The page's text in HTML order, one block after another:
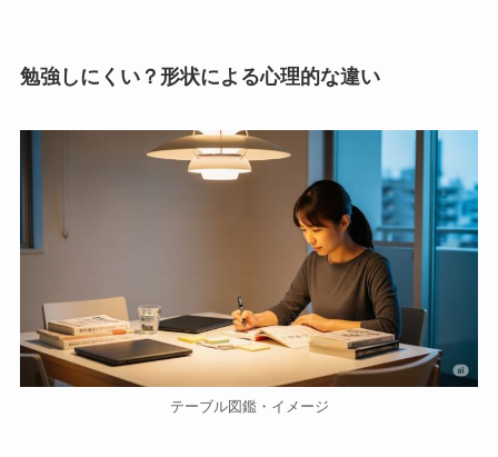
勉強しにくい？形状による心理的な違い
テーブル図鑑・イメージ